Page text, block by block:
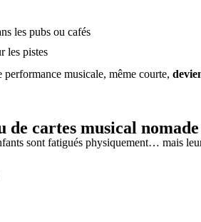
les pubs ou cafés
les pistes
musicale, même courte,
de cartes musical nomade
sont fatigués physiquement… mais